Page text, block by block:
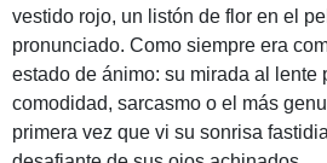
vestido rojo, un listón de flor en el
pronunciado. Como siempre era
estado de ánimo: su mirada al lente
comodidad, sarcasmo o el más
primera vez que vi su sonrisa